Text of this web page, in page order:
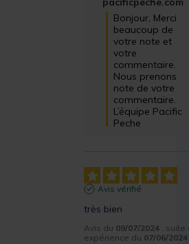
Bonjour, Merci
beaucoup de
votre note et
votre
commentaire.
Nous prenons
note de votre
commentaire.
L’équipe Pacific
Peche
Avis vérifié
très bien
Avis du 09/07/2024 , suite
expérience du 07/06/2024